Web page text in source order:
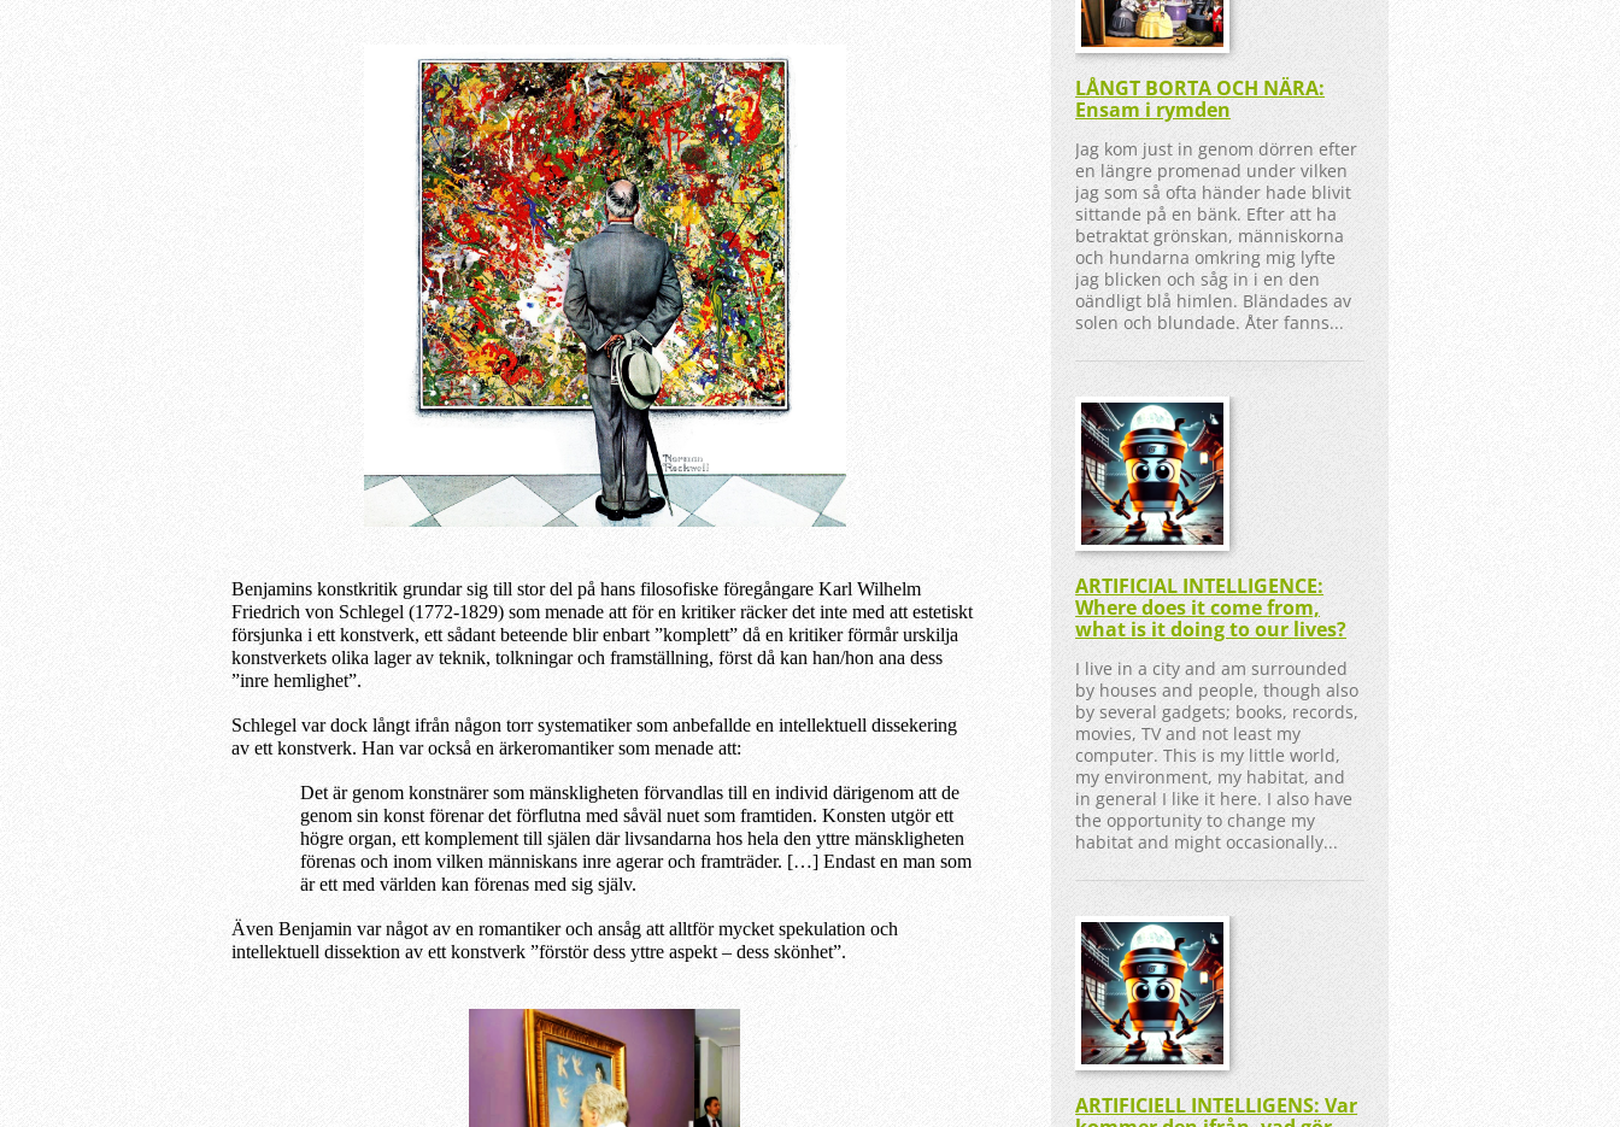
Benjamins konstkritik grundar sig till stor del på hans filosofiske föregångare Karl Wilhelm
Friedrich von Schlegel (1772-1829) som menade att för en kritiker räcker det inte med att estetiskt
försjunka i ett konstverk, ett sådant beteende blir enbart ”komplett” då en kritiker förmår urskilja
konstverkets olika lager av teknik, tolkningar och framställning, först då kan han/hon ana dess
”inre hemlighet”.
Schlegel var dock långt ifrån någon torr systematiker som anbefallde en intellektuell dissekering
av ett konstverk. Han var också en ärkeromantiker som menade att:
Det är genom konstnärer som mänskligheten förvandlas till en individ därigenom att de
genom sin konst förenar det förflutna med såväl nuet som framtiden. Konsten utgör ett
högre organ, ett komplement till själen där livsandarna hos hela den yttre mänskligheten
förenas och inom vilken människans inre agerar och framträder. […] Endast en man som
är ett med världen kan förenas med sig själv.
Även Benjamin var något av en romantiker och ansåg att alltför mycket spekulation och
intellektuell dissektion av ett konstverk ”förstör dess yttre aspekt – dess skönhet”.
LÅNGT BORTA OCH NÄRA:
Ensam i rymden
Jag kom just in genom dörren efter
en längre promenad under vilken
jag som så ofta händer hade blivit
sittande på en bänk. Efter att ha
betraktat grönskan, människorna
och hundarna omkring mig lyfte
jag blicken och såg in i en den
oändligt blå himlen. Bländades av
solen och blundade. Åter fanns...
ARTIFICIAL INTELLIGENCE:
Where does it come from,
what is it doing to our lives?
I live in a city and am surrounded
by houses and people, though also
by several gadgets; books, records,
movies, TV and not least my
computer. This is my little world,
my environment, my habitat, and
in general I like it here. I also have
the opportunity to change my
habitat and might occasionally...
ARTIFICIELL INTELLIGENS: Var